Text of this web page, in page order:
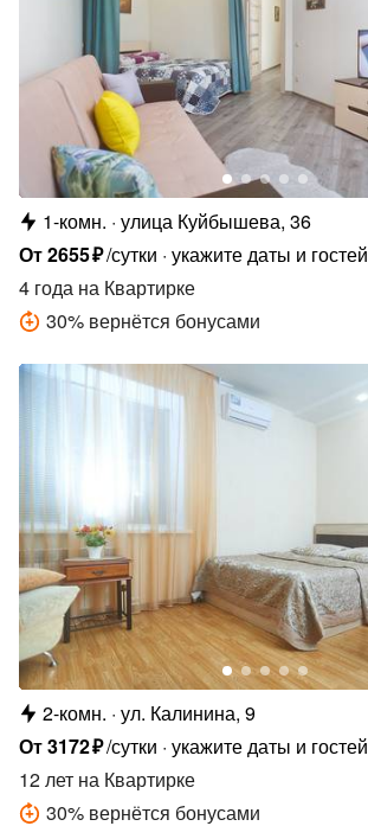
1-комн. улица Куйбышева, 36
От2655₽/сутки укажите даты и гостей
4 года на Квартирке
30% вернётся бонусами
2-комн. ул. Калинина, 9
От3172₽/сутки укажите даты и гостей
12 лет на Квартирке
30% вернётся бонусами